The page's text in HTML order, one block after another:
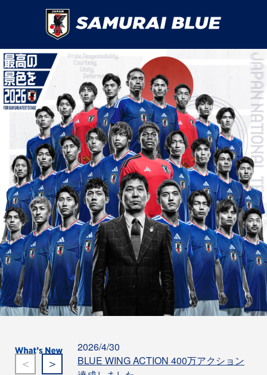
＜ ＞
2026/4/30
BLUE WING ACTION 400万アクション